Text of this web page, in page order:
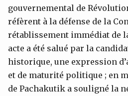
gouvernemental de
réfèrent à la défense de la
rétablissement immédiat de
acte a été salué par la
historique, une expression
et de maturité politique ; en
de Pachakutik a souligné la